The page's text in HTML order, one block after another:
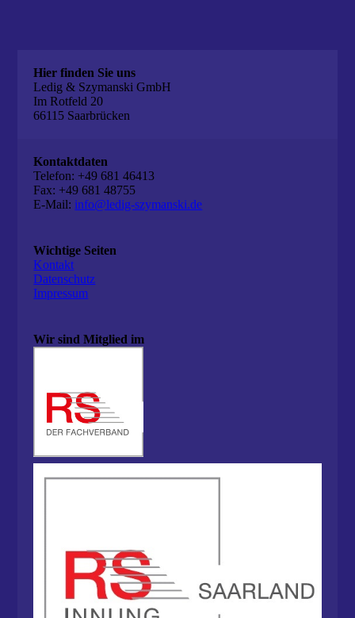
Hier finden Sie uns
Ledig & Szymanski GmbH
Im Rotfeld 20
66115 Saarbrücken
Kontaktdaten
Telefon: +49 681 46413
Fax: +49 681 48755
E-Mail: info@ledig-szymanski.de
Wichtige Seiten
Kontakt
Datenschutz
Impressum
Wir sind Mitglied im